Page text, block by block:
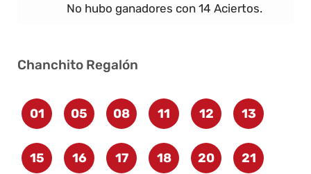
No hubo ganadores con 14 Aciertos.
Chanchito Regalón
01 05 08 11 12 13
15 16 17 18 20 21